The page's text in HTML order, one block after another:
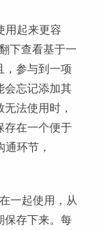
用起来更容
下查看基于一
，参与到一项
会忘记添加其
法使用时，
存在一个便于
环节，
一起使用，从
保存下来。每